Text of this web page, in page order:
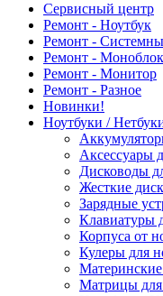
Сервисный центр
Ремонт - Ноутбук
Ремонт -
Ремонт - Моноблок
Ремонт - Монитор
Ремонт - Разное
Новинки!
Ноутбуки /
Аксессуары
Дисководы
Жесткие
Зарядные
Клавиатуры
Корпуса от
Кулеры для
Матрицы для